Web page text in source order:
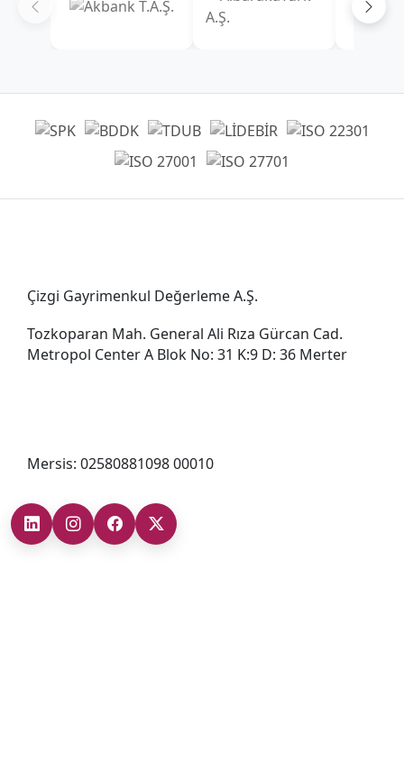
Çizgi Gayrimenkul Değerleme A.Ş.
Tozkoparan Mah. General Ali Rıza Gürcan Cad.
Metropol Center A Blok No: 31 K:9 D: 36 Merter
Mersis: 02580881098 00010